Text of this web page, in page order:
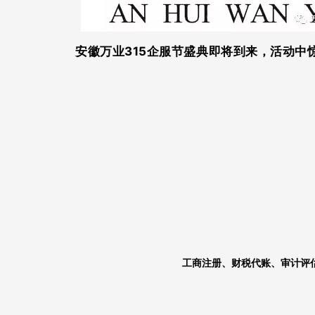
安徽万业315企服节盛典即将到来，活动中
工商注册、财税代账、审计评